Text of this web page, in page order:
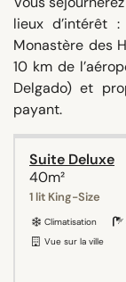
lieux d’intérêt
Monastère des
10 km de
Delgado) et
payant.
Suite Deluxe
40m²
1 lit King-Size
Climatisation
Vue sur la ville